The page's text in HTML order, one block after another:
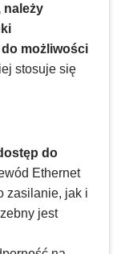
należy
możliwości
stosuje się
do
Ethernet
zasilanie, jak i
jest